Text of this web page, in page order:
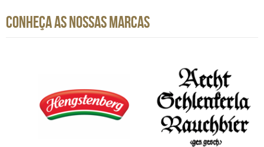
CONHEÇA AS NOSSAS MARCAS